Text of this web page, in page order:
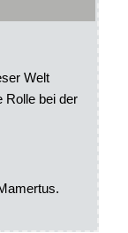
Welt
Rolle bei der